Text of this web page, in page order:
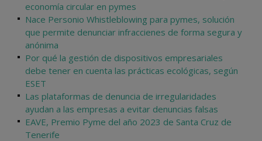
economía circular en pymes
Nace Personio Whistleblowing para pymes, solución
que permite denunciar infraccienes de forma segura y
anónima
Por qué la gestión de dispositivos empresariales
debe tener en cuenta las prácticas ecológicas, según
ESET
Las plataformas de denuncia de irregularidades
ayudan a las empresas a evitar denuncias falsas
EAVE, Premio Pyme del año 2023 de Santa Cruz de
Tenerife